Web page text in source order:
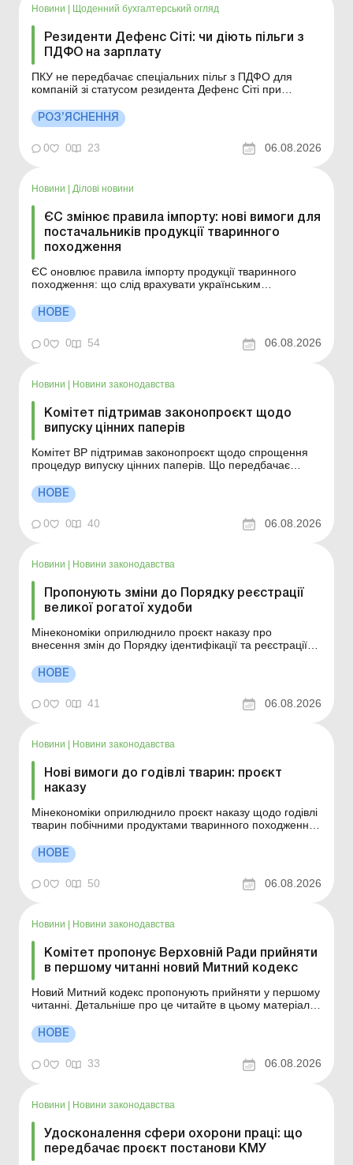
Новини Щоденний бухгалтерський огляд
Резиденти Дефенс Сіті: чи діють пільги з
ПДФО на зарплату
ПКУ не передбачає спеціальних пільг з ПДФО для
компаній зі статусом резидента Дефенс Сіті при
за темою: Дефенс Сіті – новий бізнес-простір для
підприємств оборонної промисловості Законом від
21.08.2025 № 4577-ІХ «Про внесення змін д...
РОЗ’ЯСНЕННЯ
0 0 23 06.08.2026
Новини Ділові новини
ЄС змінює правила імпорту: нові вимоги для
постачальників продукції тваринного
походження
ЄС оновлює правила імпорту продукції тваринного
походження: що слід врахувати українським
порушення законодавства у сфері виробництва, обігу
та маркування органічної продукції Санітарна
експертиза: отримуємо висновок Європейський Союз
оновив систем...
НОВЕ
0 0 54 06.08.2026
Новини | Новини законодавства
Комітет підтримав законопроєкт щодо
випуску цінних паперів
Комітет ВР підтримав законопроєкт щодо спрощення
процедур випуску цінних паперів. Що передбачає
– різниці Чинне законодавство передбачає 13 етапів,
численні погодження, подання документів до
регулятора, реєстрацію звіту про результати емісії...
НОВЕ
0 0 40 06.08.2026
Новини | Новини законодавства
Пропонують зміни до Порядку реєстрації
великої рогатої худоби
Мінекономіки оприлюднило проєкт наказу про
внесення змін до Порядку ідентифікації та реєстрації
видачі паспорта великої рогатої худоби. Що
передбачає документ? Більше за темою: Земельна
ділянка розташована на тимчасово окупованій
території або в з...
НОВЕ
0 0 41 06.08.2026
Новини Новини законодавства
Нові вимоги до годівлі тварин: проєкт
наказу
Мінекономіки оприлюднило проєкт наказу щодо годівлі
тварин побічними продуктами тваринного походження.
кормів для годівлі тварин Міністерство економіки
презентувало проєкт наказу, який встановлює вимоги
до використання побічних продуктів тваринного п...
НОВЕ
0 0 50 06.08.2026
Новини Новини законодавства
Комітет пропонує Верховній Ради прийняти
в першому читанні новий Митний кодекс
Новий Митний кодекс пропонують прийняти у першому
читанні. Детальніше про це читайте в цьому матеріалі.
зовнішньоекономічною діяльністю: чи потрібна
акредитація на митниці? Переробка давальницької
сировини для нерезидентів: митні процедури, облік та
оп...
НОВЕ
0 0 33 06.08.2026
Новини | Новини законодавства
Удосконалення сфери охорони праці: що
передбачає проєкт постанови КМУ